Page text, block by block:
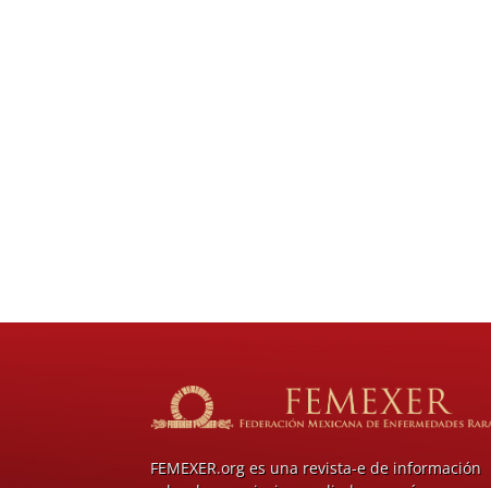
FEMEXER.org es una revista-e de información